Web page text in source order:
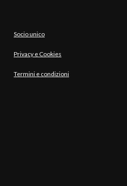
Socio unico
Privacy e Cookies
Termini e condizioni